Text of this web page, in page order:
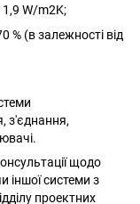
1,9 W/m2K;
% (в залежності від
з'єднання,
щодо
іншої системи з
проектних